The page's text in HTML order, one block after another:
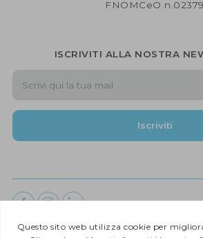
FNOMCeO n.02379
ISCRIVITI ALLA NOSTRA
Iscriviti
COB Medicina e Salute © 2026 | Developed